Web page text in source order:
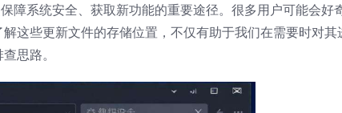
系统安全、获取新功能的重要途径。很多用户可能会好
这些更新文件的存储位置，不仅有助于我们在需要时对其
思路。